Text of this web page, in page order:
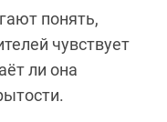
понять,
чувствует
ли она